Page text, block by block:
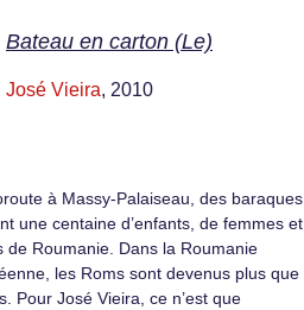
Bateau en carton (Le)
José Vieira, 2010
à Massy-Palaiseau, des baraques
une centaine d’enfants, de femmes et
de Roumanie. Dans la Roumanie
les Roms sont devenus plus que
Pour José Vieira, ce n’est que